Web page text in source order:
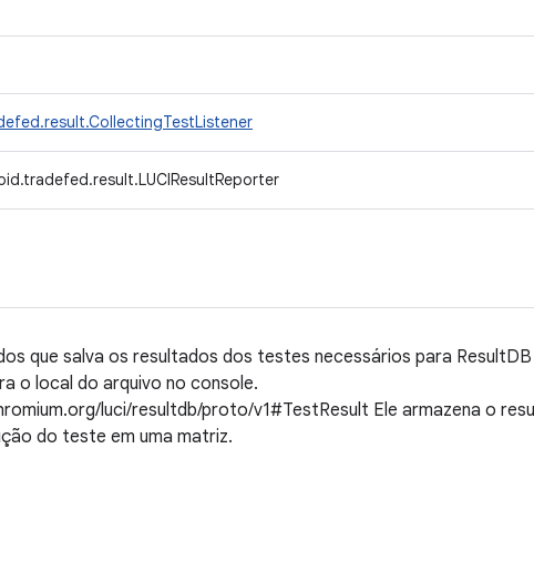
que salva os resultados dos testes necessários para
o local do arquivo no console.
luci/resultdb/proto/v1#TestResult Ele armazena o
do teste em uma matriz.